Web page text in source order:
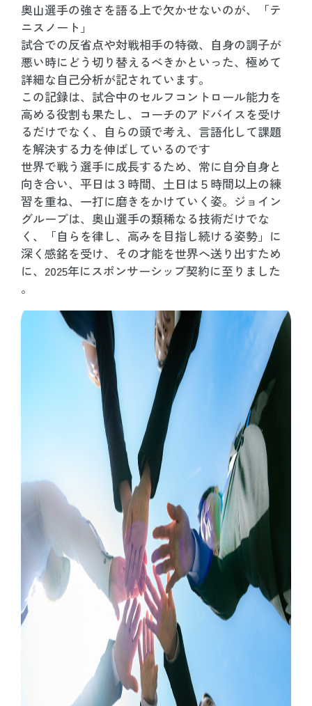
奥山選手の強さを語る上で欠かせないのが、「テ
ニスノート」
試合での反省点や対戦相手の特徴、自身の調子が
悪い時にどう切り替えるべきかといった、極めて
詳細な自己分析が記されています。
この記録は、試合中のセルフコントロール能力を
高める役割も果たし、コーチのアドバイスを受け
るだけでなく、自らの頭で考え、言語化して課題
を解決する力を伸ばしているのです
世界で戦う選手に成長するため、常に自分自身と
向き合い、平日は３時間、土日は５時間以上の練
習を重ね、一打に磨きをかけていく姿。ジョイン
グループは、奥山選手の類稀なる技術だけでな
く、「自らを律し、高みを目指し続ける姿勢」に
深く感銘を受け、その才能を世界へ送り出すため
に、2025年にスポンサーシップ契約に至りました
。